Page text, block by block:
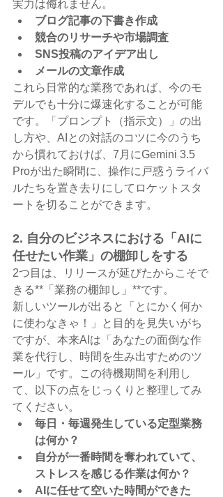
実力は侮れません。
ブログ記事の下書き作成
競合のリサーチや市場調査
SNS投稿のアイデア出し
メールの文章作成
これら日常的な業務であれば、今のモ
デルでも十分に爆速化することが可能
です。「プロンプト（指示文）」の出
し方や、AIとの対話のコツに今のうち
から慣れておけば、7月にGemini 3.5
Proが出た瞬間に、操作に戸惑うライバ
ルたちを置き去りにしてロケットスタ
ートを切ることができます。
2. 自分のビジネスにおける「AIに
任せたい作業」の棚卸しをする
2つ目は、リリースが延びたからこそで
きる**「業務の棚卸し」**です。
新しいツールが出ると「とにかく何か
に使わなきゃ！」と目的を見失いがち
ですが、本来AIは「あなたの面倒な作
業を代行し、時間を生み出すためのツ
ール」です。この待機期間を利用し
て、以下の点をじっくりと整理してみ
てください。
毎日・毎週発生している定型業務
は何か？
自分が一番時間を奪われていて、
ストレスを感じる作業は何か？
AIに任せて空いた時間ができた